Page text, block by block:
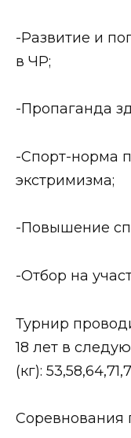
-Развитие и
в ЧР;
-Пропаганда
-Спорт-норма
экстримизма;
-Повышение
-Отбор на
Турнир
18 лет в
(кг):
Соревнования